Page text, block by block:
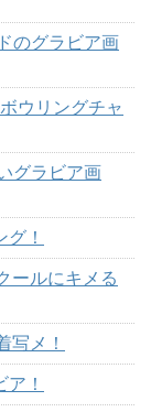
のグラビア画
ウリングチャ
グラビア画
！
ールにキメる
写メ！
！